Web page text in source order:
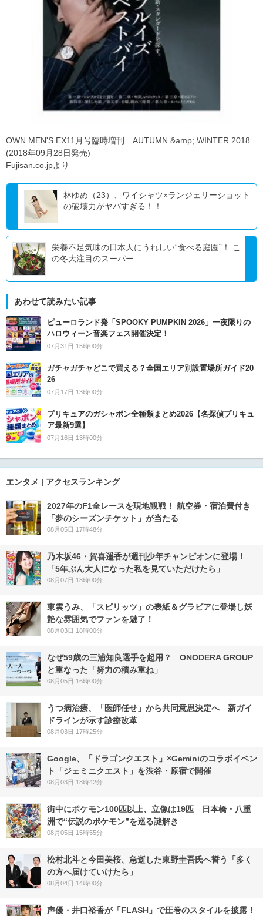
OWN MEN'S EX11月号臨時増刊 AUTUMN &amp; WINTER 2018
(2018年09月28日発売)
Fujisan.co.jpより
林ゆめ（23）、ワイシャツ×ランジェリーショット
の破壊力がヤバすぎる！！
栄養不足気味の日本人にうれしい“食べる庭園”！ こ
の冬大注目のスーパー...
あわせて読みたい記事
ピューロランド発「SPOOKY PUMPKIN 2026」一夜限りの
ハロウィーン音楽フェス開催決定！
07月31日 15時00分
ガチャガチャどこで買える？全国エリア別設置場所ガイド20
26
07月17日 13時00分
プリキュアのガシャポン全種類まとめ2026【名探偵プリキュ
ア最新9選】
07月16日 13時00分
エンタメ | アクセスランキング
2027年のF1全レースを現地観戦！ 航空券・宿泊費付き
「夢のシーズンチケット」が当たる
08月05日 17時48分
乃木坂46・賀喜遥香が週刊少年チャンピオンに登場！
「5年ぶん大人になった私を見ていただけたら」
08月07日 18時00分
東雲うみ、「スピリッツ」の表紙＆グラビアに登場し妖
艶な雰囲気でファンを魅了！
08月03日 18時00分
なぜ59歳の三浦知良選手を起用？ ONODERA GROUP
と重なった「努力の積み重ね」
08月05日 16時00分
うつ病治療、「医師任せ」から共同意思決定へ 新ガイ
ドラインが示す診療改革
08月03日 17時25分
Google、「ドラゴンクエスト」×Geminiのコラボイベン
ト「ジェミニクエスト」を渋谷・原宿で開催
08月03日 18時42分
街中にポケモン100匹以上、立像は19匹 日本橋・八重
洲で“伝説のポケモン”を巡る謎解き
08月05日 15時55分
松村北斗と今田美桜、急逝した東野圭吾氏へ誓う「多く
の方へ届けていけたら」
08月04日 14時00分
声優・井口裕香が「FLASH」で圧巻のスタイルを披露！